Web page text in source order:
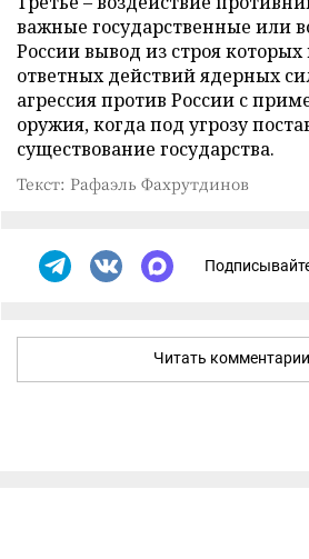
важные государственные или
России вывод из строя
ответных действий ядерных
агрессия против России с
оружия, когда под угрозу
существование государства.
Текст: Рафаэль Фахрутдинов
Читать комментарии